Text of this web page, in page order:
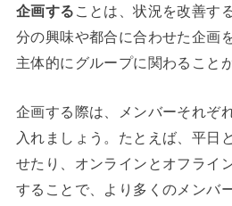
企画する ことは、状況を改善す
分の興味や都合に合わせた企画
主体的にグループに関わること
企画する際は、メンバーそれぞ
入れましょう。たとえば、平日
せたり、オンラインとオフライ
することで、より多くのメンバ